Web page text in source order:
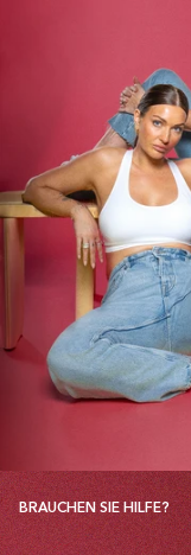
BRAUCHEN SIE HILFE?